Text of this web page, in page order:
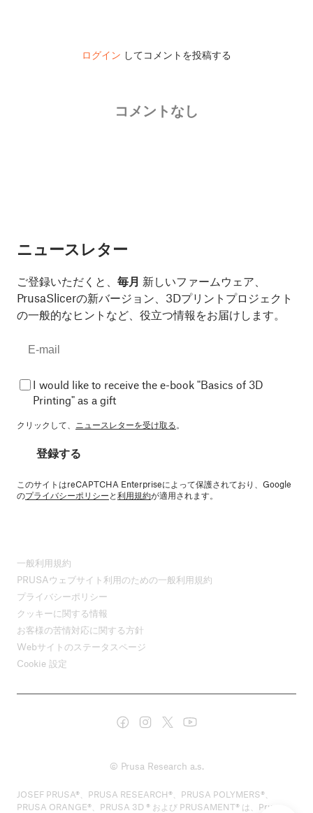
ログイン してコメントを投稿する
コメントなし
ニュースレター
ご登録いただくと、 毎月 新しいファームウェア、
PrusaSlicerの新バージョン、3Dプリントプロジェクト
の一般的なヒントなど、役立つ情報をお届けします。
I would like to receive the e-book "Basics of 3D
Printing" as a gift
クリックして、 ニュースレターを受け取る。
登録する
このサイトはreCAPTCHA Enterpriseによって保護されており、Google
のプライバシーポリシーと利用規約が適用されます。
一般利用規約
PRUSAウェブサイト利用のための一般利用規約
プライバシーポリシー
クッキーに関する情報
お客様の苦情対応に関する方針
Webサイトのステータスページ
Cookie 設定
© Prusa Research a.s.
JOSEF PRUSA®、PRUSA RESEARCH®、PRUSA POLYMERS®、
PRUSA ORANGE®、PRUSA 3D ® および PRUSAMENT® は、Prusa